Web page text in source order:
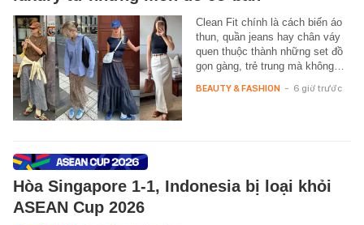
Clean Fit chính là cách biến áo
thun, quần jeans hay chân váy
quen thuộc thành những set đồ
gọn gàng, trẻ trung mà không…
BEAUTY & FASHION - 6 giờ trước
Hòa Singapore 1-1, Indonesia bị loại khỏi
ASEAN Cup 2026